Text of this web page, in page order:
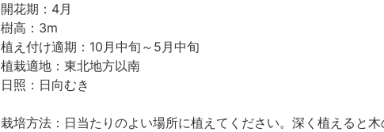
開花期：4月
樹高：3m
植え付け適期：10月中旬～5月中旬
植栽適地：東北地方以南
日照：日向むき
栽培方法：日当たりのよい場所に植えてください。深く植えると